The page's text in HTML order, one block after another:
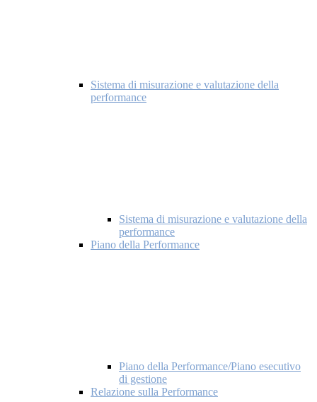
Sistema di misurazione e valutazione della
performance
Sistema di misurazione e valutazione della
performance
Piano della Performance
Piano della Performance/Piano esecutivo
di gestione
Relazione sulla Performance